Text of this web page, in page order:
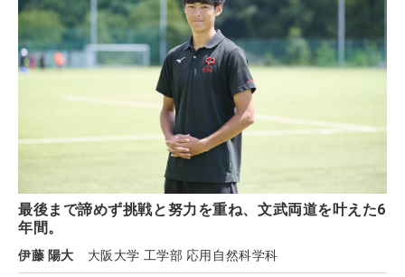
最後まで諦めず挑戦と努力を重ね、文武両道を叶えた6
年間。
伊藤 陽大 大阪大学 工学部 応用自然科学科